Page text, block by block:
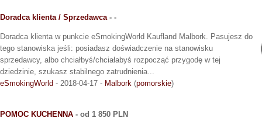
Doradca klienta / Sprzedawca - -
Doradca klienta w punkcie eSmokingWorld Kaufland Malbork. Pasujesz do
tego stanowiska jeśli: posiadasz doświadczenie na stanowisku
sprzedawcy, albo chciałbyś/chciałabyś rozpocząć przygodę w tej
dziedzinie, szukasz stabilnego zatrudnienia...
eSmokingWorld - 2018-04-17 - Malbork (pomorskie)
POMOC KUCHENNA - od 1 850 PLN